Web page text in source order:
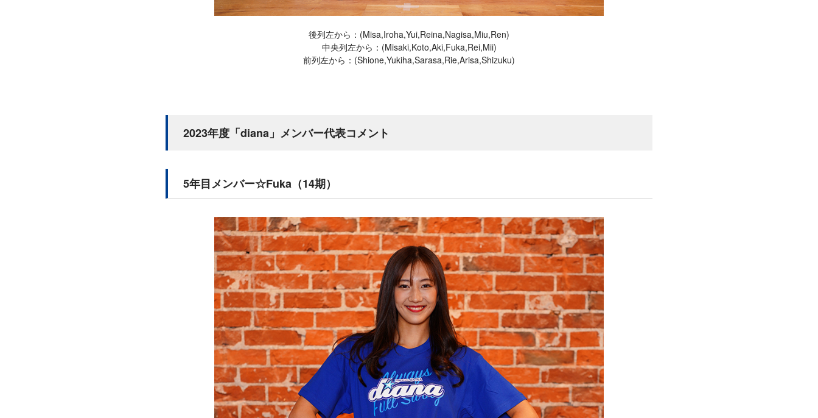
後列左から：(Misa,Iroha,Yui,Reina,Nagisa,Miu,Ren)
中央列左から：(Misaki,Koto,Aki,Fuka,Rei,Mii)
前列左から：(Shione,Yukiha,Sarasa,Rie,Arisa,Shizuku)
2023年度「diana」メンバー代表コメント
5年目メンバー☆Fuka（14期）